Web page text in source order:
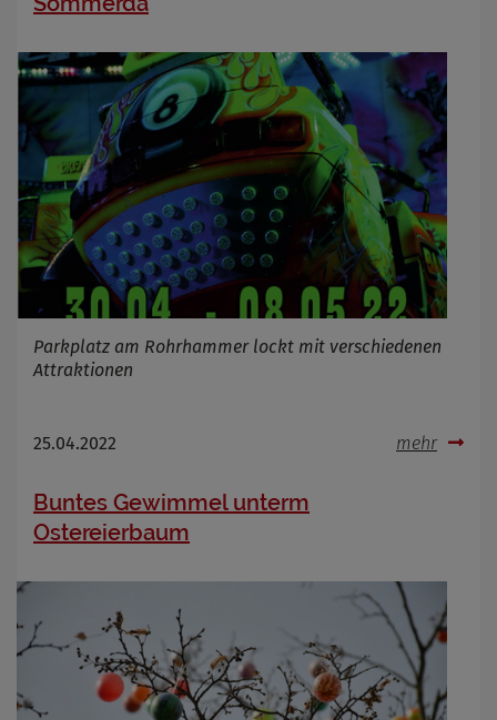
Parkplatz am Rohrhammer lockt mit verschiedenen
Attraktionen
25.04.2022 mehr
Buntes Gewimmel unterm
Ostereierbaum